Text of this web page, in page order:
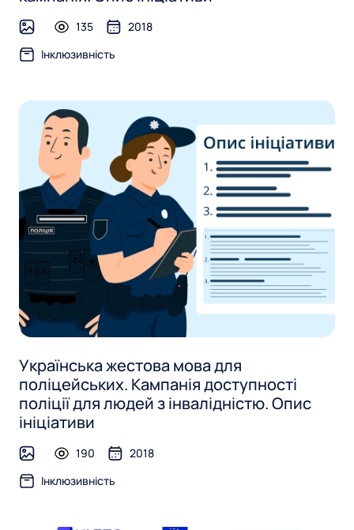
image 135
2018
Інклюзивність
Українська жестова мова для
поліцейських. Кампанія доступності
поліції для людей з інвалідністю. Опис
ініціативи
image 190
2018
Інклюзивність